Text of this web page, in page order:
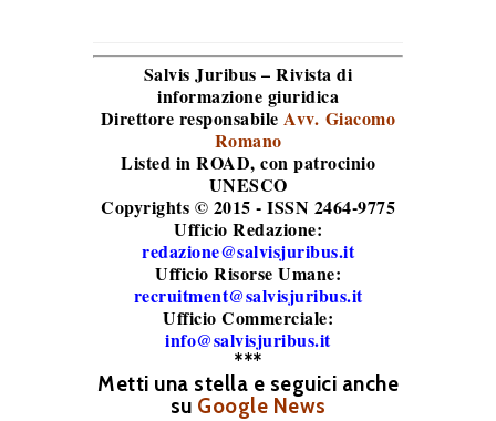
Salvis Juribus – Rivista di
informazione giuridica
Direttore responsabileAvv. Giacomo
Romano
Listed in ROAD, con patrocinio
UNESCO
Copyrights © 2015 - ISSN 2464-9775
Ufficio Redazione:
redazione@salvisjuribus.it
Ufficio Risorse Umane:
recruitment@salvisjuribus.it
Ufficio Commerciale:
info@salvisjuribus.it
***
Metti una stella e seguici anche
su Google News